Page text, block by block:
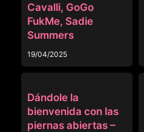
Cavalli, GoGo
FukMe, Sadie
Summers
19/04/2025
Dándole la
bienvenida con las
piernas abiertas –